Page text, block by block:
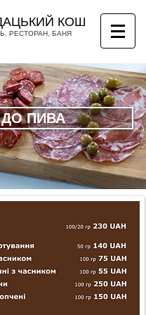
КОШ
РЕСТОРАН, БАНЯ
ДО ПИВА